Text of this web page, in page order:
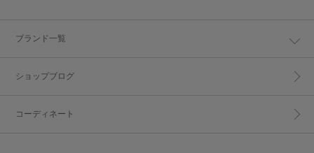
ブランド一覧
ショップブログ
コーディネート